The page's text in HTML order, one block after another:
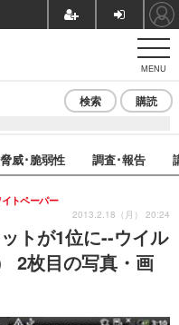
MENU
検索 購読
脅威･脆弱性 調査･報告
トが1位に--ウイル
2枚目の写真・画
トペーパー
2013.2.18（月） 20:24